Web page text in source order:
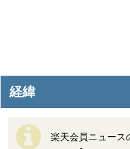
経緯
楽天会員ニュース